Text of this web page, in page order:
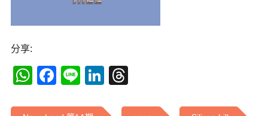
分享:
WhatsApp
Facebook
LineLinkedIn